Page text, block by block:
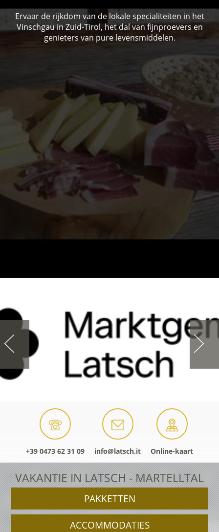
Ervaar de rijkdom van de lokale specialiteiten in het
Vinschgau in Zuid-Tirol, het dal van fijnproevers en
genieters van pure levensmiddelen.
+39 0473 62 31 09 info@latsch.it Online-kaart
VAKANTIE IN LATSCH - MARTELLTAL
PAKKETTEN
ACCOMMODATIES